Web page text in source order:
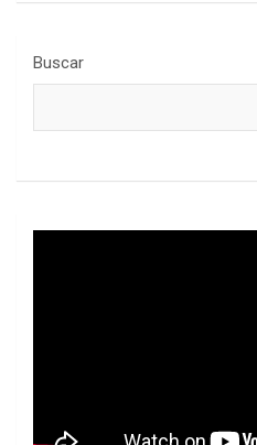
Buscar